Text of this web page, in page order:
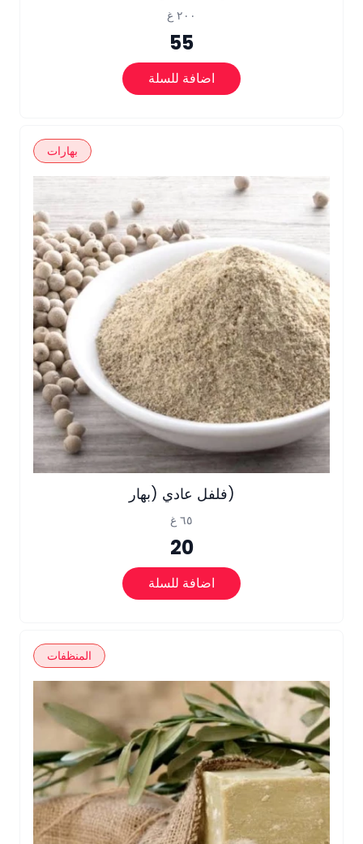
٢٠٠ غ
55
اضافة للسلة
بهارات
فلفل عادي (بهار)
٦٥ غ
20
اضافة للسلة
المنظفات